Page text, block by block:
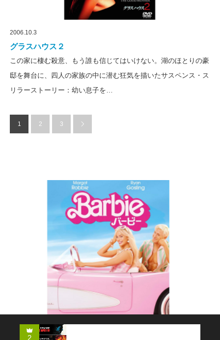
2006.10.3
グラスハウス２
この家に棲む殺意、もう誰も信じてはいけない。湖のほとりの豪
邸を舞台に、四人の家族の中に潜む狂気を描いたサスペンス・ス
リラーストーリー：幼い息子を…
1 2 3
2